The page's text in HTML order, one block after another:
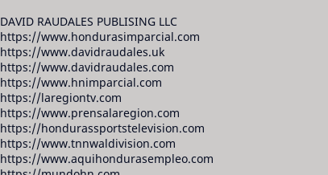
DAVID RAUDALES PUBLISING LLC
https://www.hondurasimparcial.com
https://www.davidraudales.uk
https://www.davidraudales.com
https://www.hnimparcial.com
https://laregiontv.com
https://www.prensalaregion.com
https://hondurassportstelevision.com
https://www.tnnwaldivision.com
https://www.aquihondurasempleo.com